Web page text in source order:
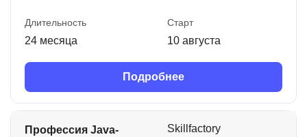
Длительность
24 месяца
Старт
10 августа
Подробнее
Профессия Java-
Skillfactory